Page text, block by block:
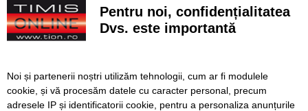
Cu un ghiozdan donat, puteți ajuta un copil să înceapă
anul școlar cu tot ce are nevoie. Campania revine la
Avansează șantierul Pasajului Slavici–Polonă. Lațcău: „La
sfârșitul anului viitor vom circula pe podurile noi”
Pentru noi, confidențialitatea
Dvs. este importantă
Noi și partenerii noștri utilizăm tehnologii, cum ar fi modulele
cookie, și vă procesăm datele cu caracter personal, precum
adresele IP și identificatorii cookie, pentru a personaliza anunțurile